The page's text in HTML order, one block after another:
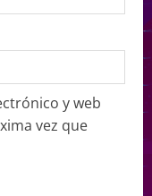
y web
vez que